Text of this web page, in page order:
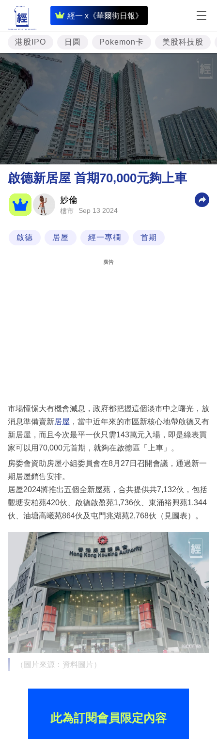
經一 x《華爾街日報》
即
時
財
經
投
資
樓
市
理
財
商
業
技
閱
專
區
港股IPO 日圓 Pokemon卡 美股科技股
啟德新居屋 首期70,000元夠上車
妙倫
樓市 Sep 13 2024
啟德 居屋 經一專欄 首期
廣告
市場憧憬大有機會減息，政府都把握這個淡市中之曙光，放
消息準備賣新居屋 ，當中近年來的市區新核心地帶啟德又有
新居屋，而且今次最平一伙只需143萬元入場，即是綠表買
家可以用70,000元首期，就夠在啟德區「上車」。
房委會資助房屋小組委員會在8月27日召開會議，通過新一
期居屋銷售安排。
居屋2024將推出五個全新屋苑，合共提供共7,132伙，包括
觀塘安柏苑420伙、啟德啟盈苑1,736伙、東涌裕興苑1,344
伙、油塘高曦苑864伙及屯門兆湖苑2,768伙（見圖表）。
（圖片來源：資料圖片）
此為訂閱會員限定內容